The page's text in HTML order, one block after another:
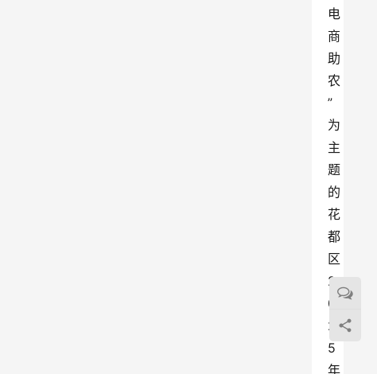
电
商
助
农
”
为
主
题
的
花
都
区
2
0
2
5
年